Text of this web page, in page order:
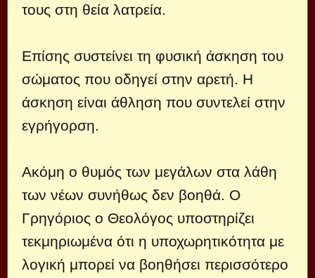
τους στη θεία λατρεία.
Επίσης συστείνει τη φυσική άσκηση του
σώματος που οδηγεί στην αρετή. Η
άσκηση είναι άθληση που συντελεί στην
εγρήγορση.
Ακόμη ο θυμός των μεγάλων στα λάθη
των νέων συνήθως δεν βοηθά. Ο
Γρηγόριος ο Θεολόγος υποστηρίζει
τεκμηριωμένα ότι η υποχωρητικότητα με
λογική μπορεί να βοηθήσει περισσότερο